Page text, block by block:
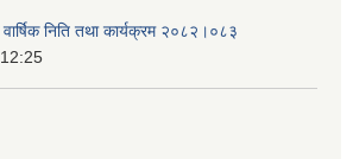
निति तथा कार्यक्रम २०८२।०८३